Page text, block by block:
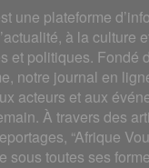
une plateforme
à la culture
et politiques. Fondé
notre journal en
acteurs et aux
À travers des
“Afrique
sous toutes ses